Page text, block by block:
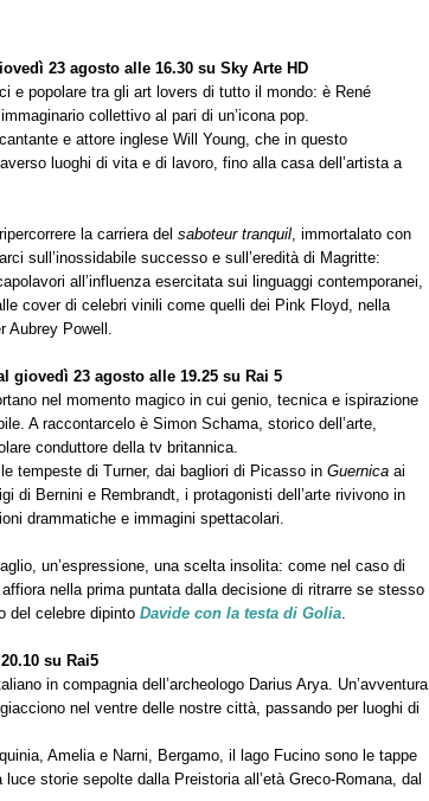
23 agosto alle 16.30 su Sky Arte HD
e popolare tra gli art lovers di tutto il mondo: è René
collettivo al pari di un’icona pop.
e attore inglese Will Young, che in questo
luoghi di vita e di lavoro, fino alla casa dell’artista a
la carriera del saboteur tranquil, immortalato con
sull’inossidabile successo e sull’eredità di Magritte:
all’influenza esercitata sui linguaggi contemporanei,
cover di celebri vinili come quelli dei Pink Floyd, nella
Aubrey Powell.
giovedì 23 agosto alle 19.25 su Rai 5
nel momento magico in cui genio, tecnica e ispirazione
A raccontarcelo è Simon Schama, storico dell’arte,
conduttore della tv britannica.
tempeste di Turner, dai bagliori di Picasso in Guernica ai
di Bernini e Rembrandt, i protagonisti dell’arte rivivono in
drammatiche e immagini spettacolari.
un’espressione, una scelta insolita: come nel caso di
nella prima puntata dalla decisione di ritrarre se stesso
del celebre dipinto Davide con la testa di Golia.
su Rai5
in compagnia dell’archeologo Darius Arya. Un’avventura
nel ventre delle nostre città, passando per luoghi di
Amelia e Narni, Bergamo, il lago Fucino sono le tappe
storie sepolte dalla Preistoria all’età Greco-Romana, dal